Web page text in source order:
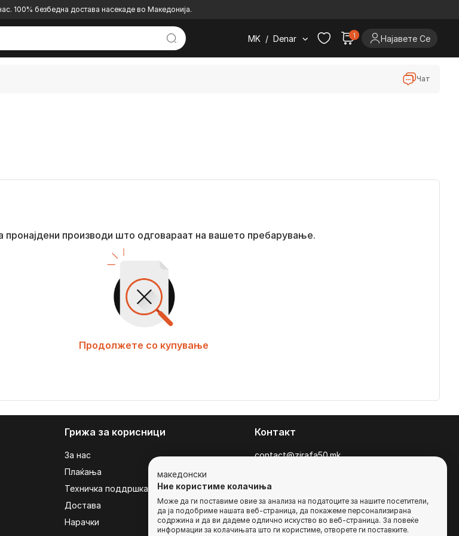
100% безбедна достава насекаде во Македонија.
MK / Denar 1 Најавете Се
Чат
пронајдени производи што одговараат на вашето пребарување.
Продолжете со купување
Грижа за корисници
За нас
Плаќања
Техничка поддршка
Достава
Нарачки
Контакт
contact@zirafa50.mk
За барања на понуди, контактирајте нѐ
на:
b2b@zirafa50.mk
македонски
Ние користиме колачиња
Може да ги поставиме овие за анализа на податоците за нашите посетители,
да ја подобриме нашата веб-страница, да покажеме персонализирана
содржина и да ви дадеме одлично искуство во веб-страница. За повеќе
информации за колачињата што ги користиме, отворете ги поставките.